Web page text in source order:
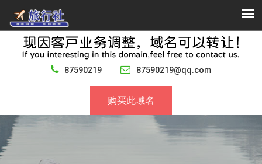
87590219 87590219@qq.com
购买此域名